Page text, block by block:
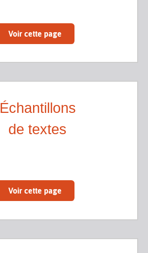
Voir cette page
Échantillons
de textes
Voir cette page